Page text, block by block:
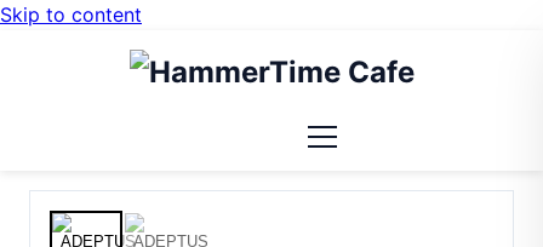
Skip to content